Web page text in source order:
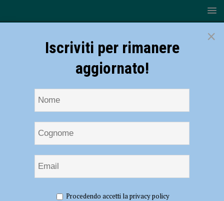
l’Associazione Progetto Mondo lancia il tema per il 2023: Accendiamo
×
Iscriviti per rimanere
aggiornato!
Procedendo accetti la privacy policy